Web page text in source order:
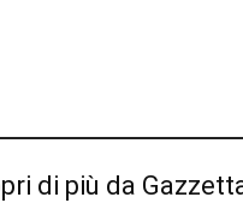
di più da